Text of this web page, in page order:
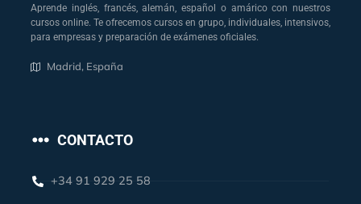
Aprende inglés, francés, alemán, español o amárico con nuestros
cursos online. Te ofrecemos cursos en grupo, individuales, intensivos,
para empresas y preparación de exámenes oficiales.
Madrid, España
CONTACTO
+34 91 929 25 58